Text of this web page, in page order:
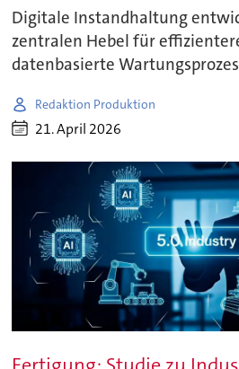
Digitale Instandhaltung
zentralen Hebel für
datenbasierte
Redaktion Produktion
21. April 2026